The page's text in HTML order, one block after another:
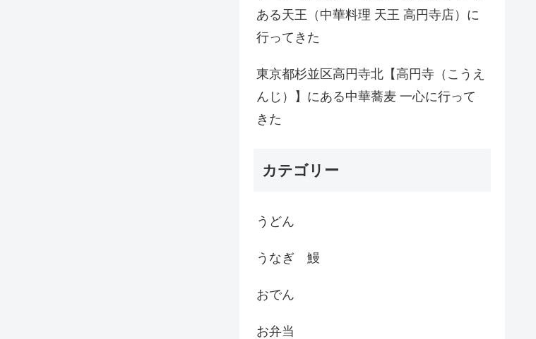
ある天王（中華料理 天王 高円寺店）に
行ってきた
東京都杉並区高円寺北【高円寺（こうえ
んじ）】にある中華蕎麦 一心に行って
きた
カテゴリー
うどん
うなぎ 鰻
おでん
お弁当